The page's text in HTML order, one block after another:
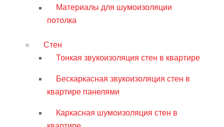
Материалы для шумоизоляции
потолка
Стен
Тонкая звукоизоляция стен в квартире
Бескаркасная звукоизоляция стен в
квартире панелями
Каркасная шумоизоляция стен в